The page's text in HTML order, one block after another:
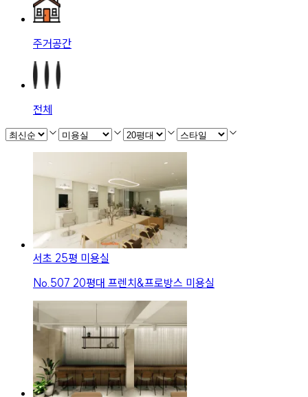
주거공간
전체
서초 25평 미용실
No. 507 20평대 프렌치&프로방스 미용실